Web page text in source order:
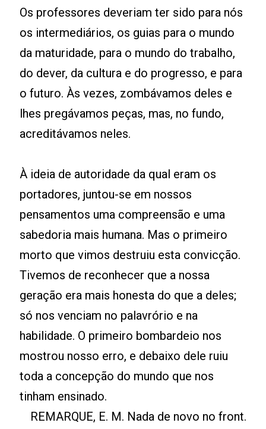
Os professores deveriam ter sido para nós
os intermediários, os guias para o mundo
da maturidade, para o mundo do trabalho,
do dever, da cultura e do progresso, e para
o futuro. Às vezes, zombávamos deles e
lhes pregávamos peças, mas, no fundo,
acreditávamos neles.
À ideia de autoridade da qual eram os
portadores, juntou-se em nossos
pensamentos uma compreensão e uma
sabedoria mais humana. Mas o primeiro
morto que vimos destruiu esta convicção.
Tivemos de reconhecer que a nossa
geração era mais honesta do que a deles;
só nos venciam no palavrório e na
habilidade. O primeiro bombardeio nos
mostrou nosso erro, e debaixo dele ruiu
toda a concepção do mundo que nos
tinham ensinado.
REMARQUE, E. M. Nada de novo no front.